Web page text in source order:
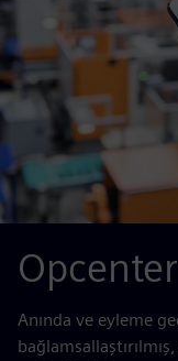
Anında ve eyleme